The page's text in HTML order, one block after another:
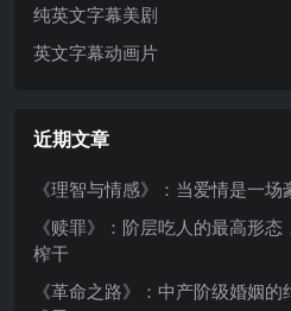
纯英文字幕美剧
英文字幕动画片
近期文章
《理智与情感》：当爱情是一
《赎罪》：阶层吃人的最高形
榨干
《革命之路》：中产阶级婚姻